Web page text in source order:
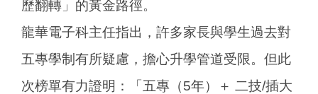
歷翻轉」的黃金路徑。
龍華電子科主任指出，許多家長與學生過去對
五專學制有所疑慮，擔心升學管道受限。但此
次榜單有力證明：「五專（5年）＋ 二技/插大